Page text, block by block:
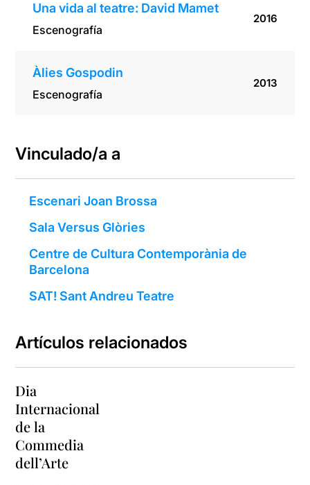
Una vida al teatre: David Mamet
Escenografía
2016
Àlies Gospodin
Escenografía
2013
Vinculado/a a
Escenari Joan Brossa
Sala Versus Glòries
Centre de Cultura Contemporània de
Barcelona
SAT! Sant Andreu Teatre
Artículos relacionados
Dia
Internacional
de la
Commedia
dell’Arte